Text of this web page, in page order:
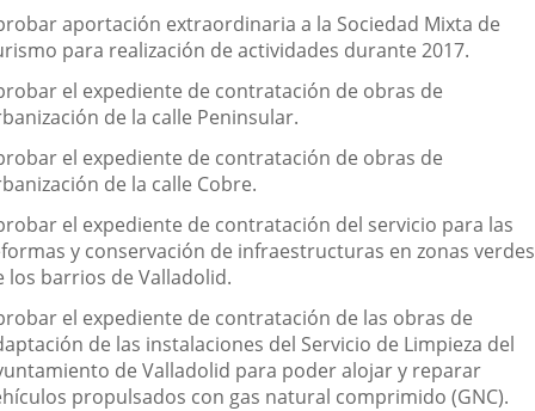
aportación extraordinaria a la Sociedad Mixta de
para realización de actividades durante 2017.
el expediente de contratación de obras de
de la calle Peninsular.
el expediente de contratación de obras de
de la calle Cobre.
el expediente de contratación del servicio para las
y conservación de infraestructuras en zonas verdes
los barrios de Valladolid.
el expediente de contratación de las obras de
de las instalaciones del Servicio de Limpieza del
de Valladolid para poder alojar y reparar
propulsados con gas natural comprimido (GNC).